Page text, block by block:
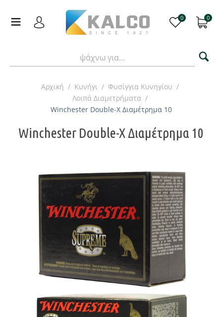
0 0
Αρχική / Κυνήγι / Φυσίγγια Κυνηγίου /
Λοιπά Διαμετρήματα /
Winchester Double-X Διαμέτρημα 10
Winchester Double-X Διαμέτρημα 10